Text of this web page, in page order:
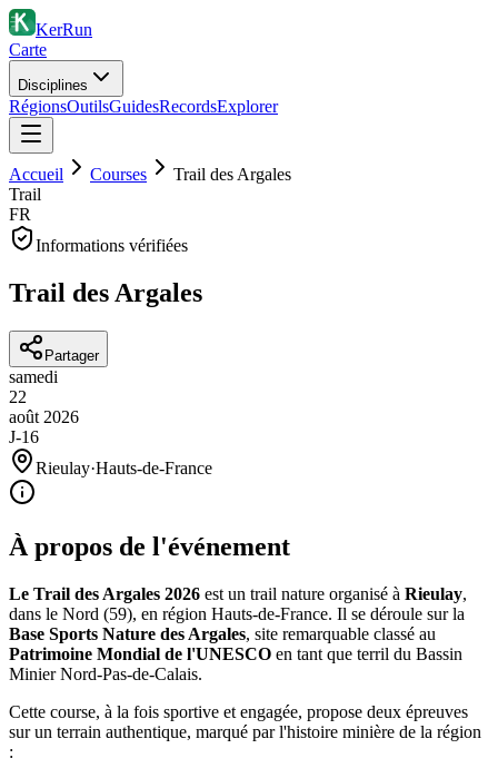
KerRun
Carte
Disciplines
RégionsOutilsGuidesRecordsExplorer
Accueil Courses
Trail des Argales
Trail
FR
Informations vérifiées
Trail des Argales
Partager
samedi
22
août 2026
J-16
Rieulay·Hauts-de-France
À propos de l'événement
Le Trail des Argales 2026 est un trail nature organisé à Rieulay,
dans le Nord (59), en région Hauts-de-France. Il se déroule sur la
Base Sports Nature des Argales, site remarquable classé au
Patrimoine Mondial de l'UNESCO en tant que terril du Bassin
Minier Nord-Pas-de-Calais.
Cette course, à la fois sportive et engagée, propose deux épreuves
sur un terrain authentique, marqué par l'histoire minière de la région
: